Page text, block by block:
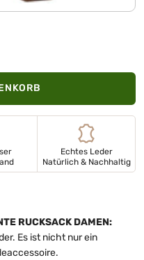
Echtes Leder
Natürlich & Nachhaltig
RUCKSACK DAMEN:
Es ist nicht nur ein